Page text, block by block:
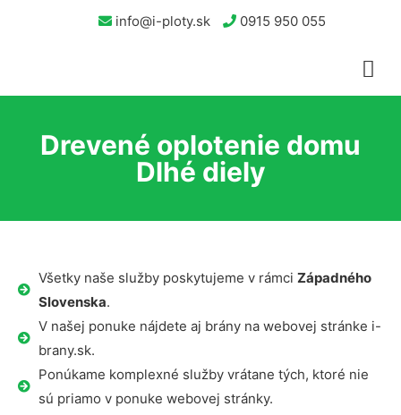
info@i-ploty.sk 0915 950 055
Drevené oplotenie domu
Dlhé diely
Všetky naše služby poskytujeme v rámci Západného
Slovenska.
V našej ponuke nájdete aj brány na webovej stránke i-
brany.sk.
Ponúkame komplexné služby vrátane tých, ktoré nie
sú priamo v ponuke webovej stránky.